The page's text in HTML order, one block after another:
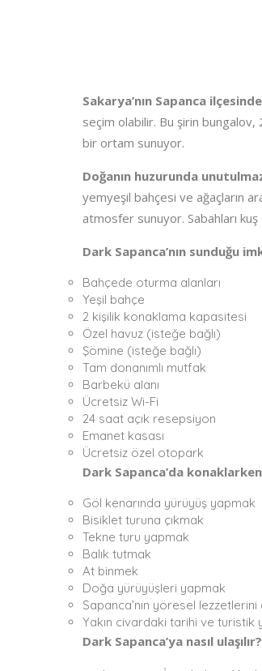
Sakarya’nın Sapanca
seçim olabilir. Bu şirin
bir ortam sunuyor.
Doğanın huzurunda
yemyeşil bahçesi ve ağaçların
atmosfer sunuyor. Sabahları kuş
Dark Sapanca’nın sunduğu
Bahçede oturma alanları
Yeşil bahçe
2 kişilik konaklama kapasitesi
Özel havuz (isteğe bağlı)
Şömine (isteğe bağlı)
Tam donanımlı mutfak
Barbekü alanı
Ücretsiz Wi-Fi
24 saat açık resepsiyon
Emanet kasası
Ücretsiz özel otopark
Dark Sapanca’da
Göl kenarında yürüyüş yapmak
Bisiklet turuna çıkmak
Tekne turu yapmak
Balık tutmak
At binmek
Doğa yürüyüşleri yapmak
Sapanca’nın yöresel
Yakın civardaki tarihi ve turistik
Dark Sapanca’ya nasıl ulaşılır?